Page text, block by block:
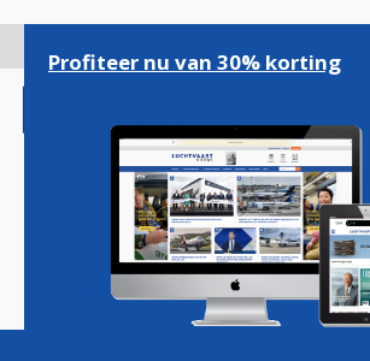
gaan
Magazine Podcasts
Profiteer nu van 30% korting